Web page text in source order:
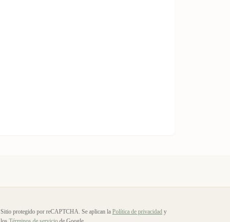
Sitio protegido por reCAPTCHA. Se aplican la Política de privacidad y